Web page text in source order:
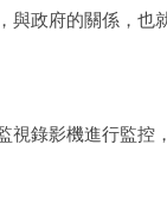
政府的關係，也
錄影機進行監控